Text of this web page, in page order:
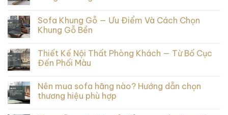
Sofa Khung Gỗ — Ưu Điểm Và Cách Chọn
Khung Gỗ Bền
Thiết Kế Nội Thất Phòng Khách — Từ Bố Cục
Đến Phối Màu
Nên mua sofa hãng nào? Hướng dẫn chọn
thương hiệu phù hợp